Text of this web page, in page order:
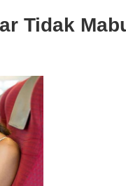
Tidak